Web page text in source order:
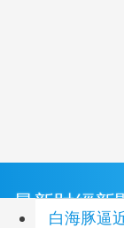
最新財經新